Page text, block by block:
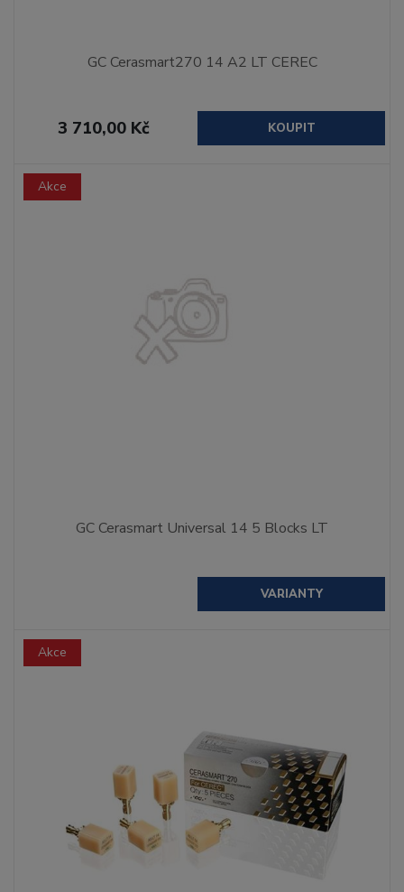
GC Cerasmart270 14 A2 LT CEREC
3 710,00 Kč KOUPIT
Akce
GC Cerasmart Universal 14 5 Blocks LT
VARIANTY
Akce